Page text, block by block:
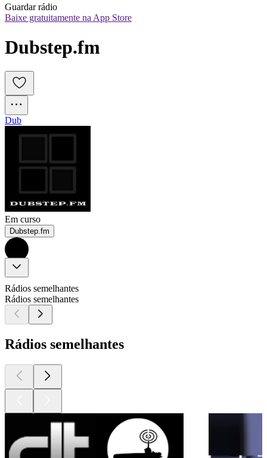
Guardar rádio
Baixe gratuitamente na App Store
Dubstep.fm
Dub
Em curso
Dubstep.fm
Rádios semelhantes
Rádios semelhantes
Rádios semelhantes